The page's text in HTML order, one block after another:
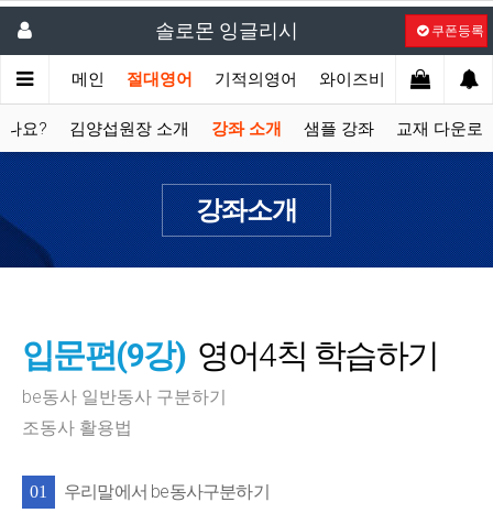
솔로몬 잉글리시 쿠폰등록
메인 절대영어 기적의영어 와이즈비 액션잉글
나요? 김양섭원장 소개 강좌 소개 샘플 강좌 교재 다운로
강좌소개
입문편(9강) 영어4칙 학습하기
be동사 일반동사 구분하기
조동사 활용법
01 우리말에서 be동사구분하기